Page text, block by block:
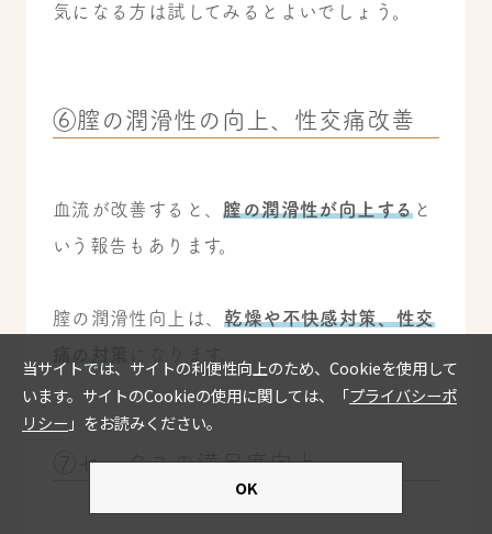
気になる方は試してみるとよいでしょう。
⑥膣の潤滑性の向上、性交痛改善
血流が改善すると、膣の潤滑性が向上する と
いう報告もあります。
膣の潤滑性向上は、乾燥や不快感対策、性交
⑦セックスの満足度向上